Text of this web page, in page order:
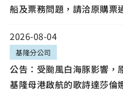
船及票務問題，請洽原購票
2026-08-04
基隆分公司
公告：受颱風白海豚影響，
基隆母港啟航的歌詩達莎倫